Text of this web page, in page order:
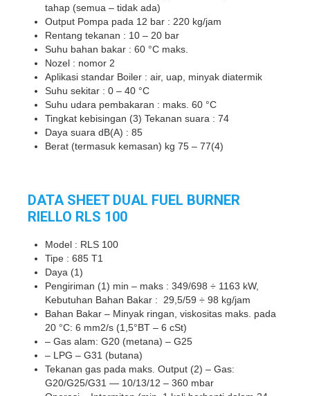
tahap (semua – tidak ada)
Output Pompa pada 12 bar : 220 kg/jam
Rentang tekanan : 10 – 20 bar
Suhu bahan bakar : 60 °C maks.
Nozel : nomor 2
Aplikasi standar Boiler : air, uap, minyak diatermik
Suhu sekitar : 0 – 40 °C
Suhu udara pembakaran : maks. 60 °C
Tingkat kebisingan (3) Tekanan suara : 74
Daya suara dB(A) : 85
Berat (termasuk kemasan) kg 75 – 77(4)
DATA SHEET DUAL FUEL BURNER
RIELLO RLS 100
Model : RLS 100
Tipe : 685 T1
Daya (1)
Pengiriman (1) min – maks : 349/698 ÷ 1163 kW,
Kebutuhan Bahan Bakar : 29,5/59 ÷ 98 kg/jam
Bahan Bakar – Minyak ringan, viskositas maks. pada
20 °C: 6 mm2/s (1,5°BT – 6 cSt)
– Gas alam: G20 (metana) – G25
– LPG – G31 (butana)
Tekanan gas pada maks. Output (2) – Gas:
G20/G25/G31 — 10/13/12 – 360 mbar